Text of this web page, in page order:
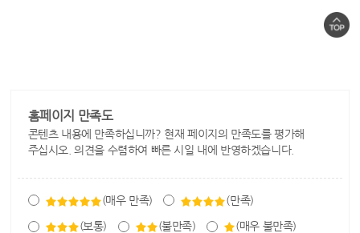
홈페이지 만족도
콘텐츠 내용에 만족하십니까? 현재 페이지의 만족도를 평가해
주십시오. 의견을 수렴하여 빠른 시일 내에 반영하겠습니다.
(매우 만족) (만족)
(보통) (불만족) (매우 불만족)